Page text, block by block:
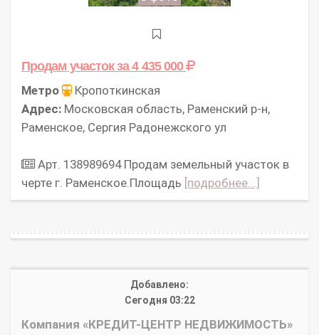
Продам участокза 4 435 000
Метро
Кропоткинская
Адрес: Московская область, Раменский р-н,
Раменское, Сергия Радонежского ул
Арт. 138989694 Продам земельный участок в
черте г. Раменское.Площадь [подробнее...]
Добавлено:
Сегодня 03:22
Компания «КРЕДИТ-ЦЕНТР НЕДВИЖИМОСТЬ»